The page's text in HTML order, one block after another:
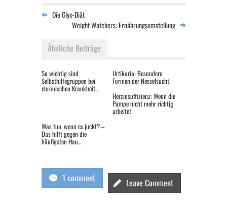
Die Glyx-Diät
Weight Watchers: Ernährungsumstellung
Ähnliche Beiträge
So wichtig sind
Selbsthilfegruppen bei
chronischen Krankheit...
Urtikaria: Besondere
Formen der Nesselsucht
Herzinsuffizienz: Wenn die
Pumpe nicht mehr richtig
arbeitet
Was tun, wenn es juckt? –
Das hilft gegen die
häufigsten Hau...
1 comment Leave Comment